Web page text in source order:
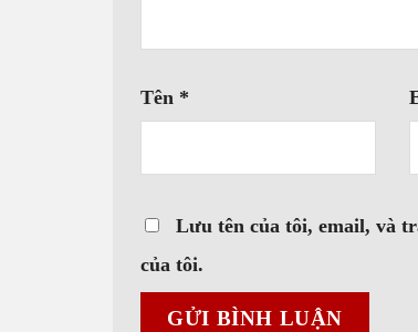
Tên *
Lưu tên của tôi, email, và
của tôi.